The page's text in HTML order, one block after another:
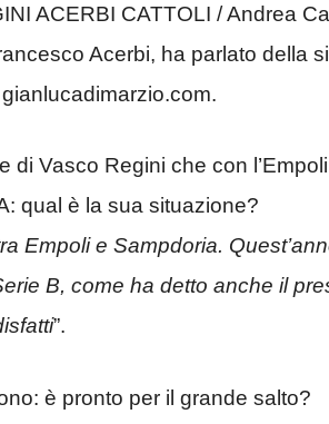
ACERBI CATTOLI / Andrea
Acerbi, ha parlato della
di Vasco Regini che con
qual è la sua situazione?
Empoli e Sampdoria.
B, come ha detto anche il
”.
è pronto per il grande salto?